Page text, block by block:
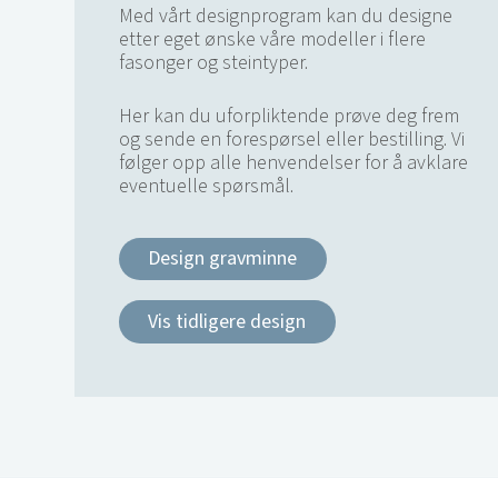
Med vårt designprogram kan du designe
etter eget ønske våre modeller i flere
fasonger og steintyper.
Her kan du uforpliktende prøve deg frem
og sende en forespørsel eller bestilling. Vi
følger opp alle henvendelser for å avklare
eventuelle spørsmål.
Design gravminne
Vis tidligere design